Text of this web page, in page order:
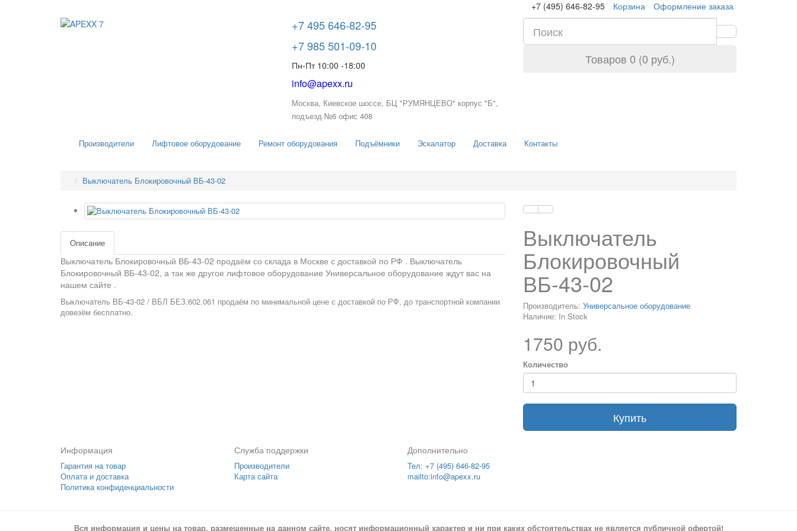
+7 (495) 646-82-95 Корзина Оформление заказа
+7 495 646-82-95
+7 985 501-09-10
Пн-Пт 10:00 -18:00
info@apexx.ru
Москва, Киевское шоссе, БЦ "РУМЯНЦЕВО" корпус "Б",
подъезд №6 офис 408
Товаров 0 (0 руб.)
Производители Лифтовое оборудование Ремонт оборудования Подъёмники Эскалатор Доставка Контакты
Выключатель Блокировочный ВБ-43-02
Описание
Выключатель Блокировочный ВБ-43-02 продаём со склада в Москве с доставкой по РФ . Выключатель
Блокировочный ВБ-43-02, а так же другое лифтовое оборудование Универсальное оборудование ждут вас на
нашем сайте .
Выключатель ВБ-43-02 / ВБЛ БЕЗ.602.061 продаём по минимальной цене с доставкой по РФ, до транспортной компании
довезём бесплатно.
Выключатель
Блокировочный
ВБ-43-02
Производитель: Универсальное оборудование
Наличие: In Stock
1750 руб.
Количество
Купить
Информация
Гарантия на товар
Оплата и доставка
Политика конфиденциальности
Служба поддержки
Производители
Карта сайта
Дополнительно
Тел: +7 (495) 646-82-95
mailto:info@apexx.ru
Вся информация и цены на товар, размещенные на данном сайте, носят информационный характер и ни при каких обстоятельствах не является публичной офертой!